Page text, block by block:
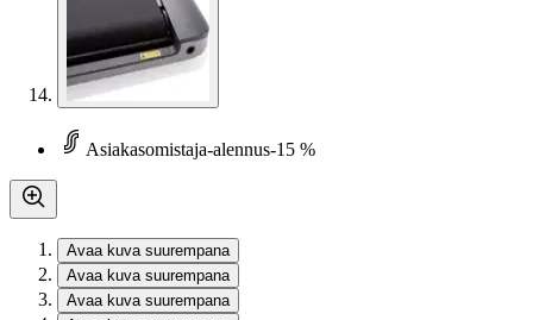
Asiakasomistaja-alennus-15 %
Avaa kuva suurempana
Avaa kuva suurempana
Avaa kuva suurempana